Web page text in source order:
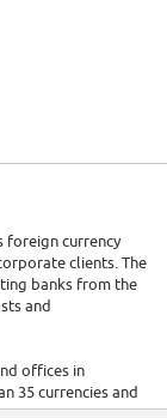
foreign currency
clients. The
banks from the
and
offices in
35 currencies and